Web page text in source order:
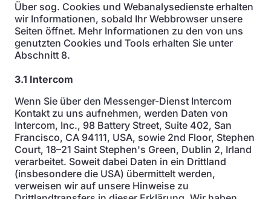
Über sog. Cookies und Webanalysedienste erhalten
wir Informationen, sobald Ihr Webbrowser unsere
Seiten öffnet. Mehr Informationen zu den von uns
genutzten Cookies und Tools erhalten Sie unter
Abschnitt 8.
3.1 Intercom
Wenn Sie über den Messenger-Dienst Intercom
Kontakt zu uns aufnehmen, werden Daten von
Intercom, Inc., 98 Battery Street, Suite 402, San
Francisco, CA 94111, USA, sowie 2nd Floor, Stephen
Court, 18–21 Saint Stephen's Green, Dublin 2, Irland
verarbeitet. Soweit dabei Daten in ein Drittland
(insbesondere die USA) übermittelt werden,
verweisen wir auf unsere Hinweise zu